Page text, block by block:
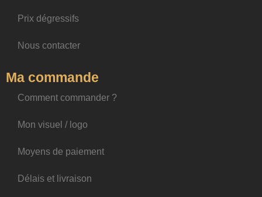
Prix dégressifs
Nous contacter
Ma commande
Comment commander ?
Mon visuel / logo
Moyens de paiement
Délais et livraison